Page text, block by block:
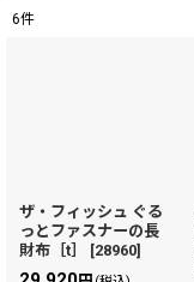
6件
ザ・フィッシュ ぐる
っとファスナーの長
財布［t］
[28960]